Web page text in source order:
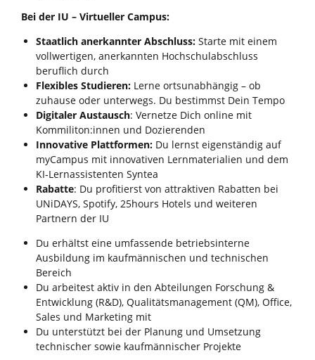
Bei der IU – Virtueller Campus:
Staatlich anerkannter Abschluss: Starte mit einem
vollwertigen, anerkannten Hochschulabschluss
beruflich durch
Flexibles Studieren: Lerne ortsunabhängig – ob
zuhause oder unterwegs. Du bestimmst Dein Tempo
Digitaler Austausch: Vernetze Dich online mit
Kommiliton:innen und Dozierenden
Innovative Plattformen: Du lernst eigenständig auf
myCampus mit innovativen Lernmaterialien und dem
KI‑Lernassistenten Syntea
Rabatte: Du profitierst von attraktiven Rabatten bei
UNiDAYS, Spotify, 25hours Hotels und weiteren
Partnern der IU
Du erhältst eine umfassende betriebsinterne
Ausbildung im kaufmännischen und technischen
Bereich
Du arbeitest aktiv in den Abteilungen Forschung &
Entwicklung (R&D), Qualitätsmanagement (QM), Office,
Sales und Marketing mit
Du unterstützt bei der Planung und Umsetzung
technischer sowie kaufmännischer Projekte